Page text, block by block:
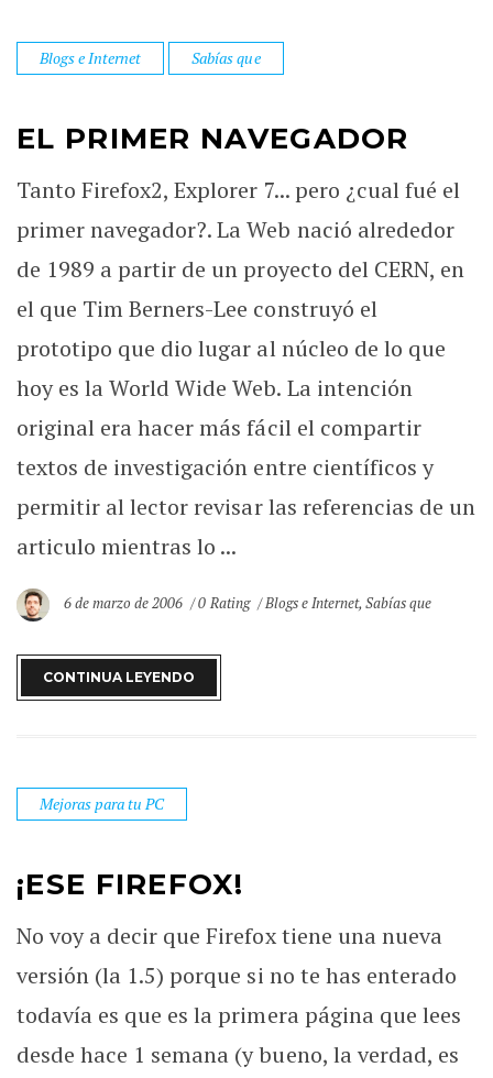
Blogs e Internet Sabías que
EL PRIMER NAVEGADOR
Tanto Firefox2, Explorer 7... pero ¿cual fué el
primer navegador?. La Web nació alrededor
de 1989 a partir de un proyecto del CERN, en
el que Tim Berners-Lee construyó el
prototipo que dio lugar al núcleo de lo que
hoy es la World Wide Web. La intención
original era hacer más fácil el compartir
textos de investigación entre científicos y
permitir al lector revisar las referencias de un
articulo mientras lo ...
6 de marzo de 2006 0 Rating Blogs e Internet,Sabías que
CONTINUA LEYENDO
Mejoras para tu PC
¡ESE FIREFOX!
No voy a decir que Firefox tiene una nueva
versión (la 1.5) porque si no te has enterado
todavía es que es la primera página que lees
desde hace 1 semana (y bueno, la verdad, es